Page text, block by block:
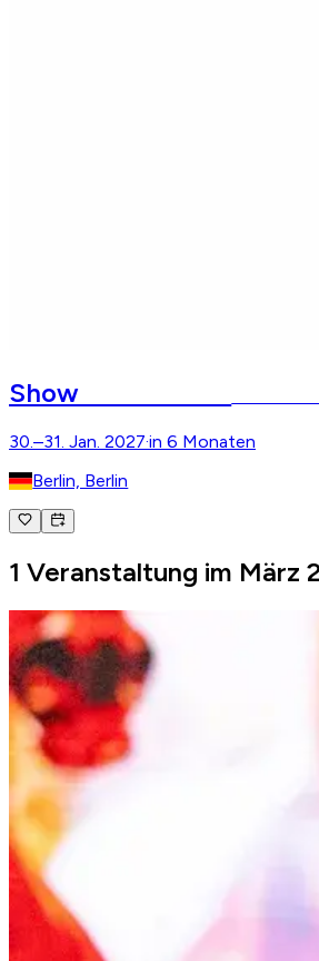
Show
30.–31. Jan. 2027·in 6 Monaten
Berlin, Berlin
1 Veranstaltung im März